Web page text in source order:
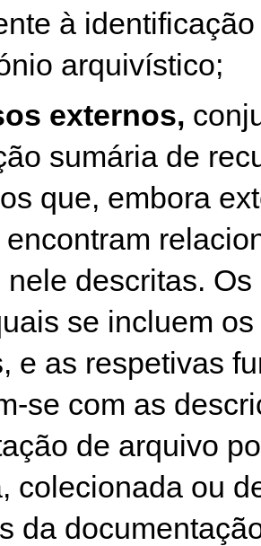
à
arquivístico;
externos,
sumária de
que, embora
descritas.
se incluem
e as respetivas
se com as
de arquivo
colecionada ou
da